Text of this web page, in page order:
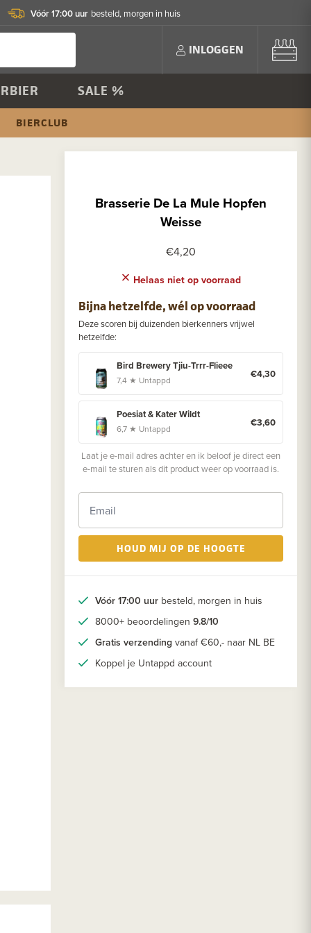
Vóór 17:00 uur besteld, morgen in huis
INLOGGEN
SALE %
BIERCLUB
Brasserie De La Mule Hopfen
Weisse
€4,20
Helaas niet op voorraad
Bijna hetzelfde, wél op voorraad
Deze scoren bij duizenden bierkenners vrijwel
hetzelfde:
Bird Brewery Tjiu-Trrr-Flieee
7,4 ★ Untappd €4,30
Poesiat & Kater Wildt
6,7 ★ Untappd €3,60
Laat je e-mail adres achter en ik beloof je direct een
e-mail te sturen als dit product weer op voorraad is.
HOUD MIJ OP DE HOOGTE
Vóór 17:00 uur besteld, morgen in huis
8000+ beoordelingen 9.8/10
Gratis verzending vanaf €60,- naar NL BE
Koppel je Untappd account